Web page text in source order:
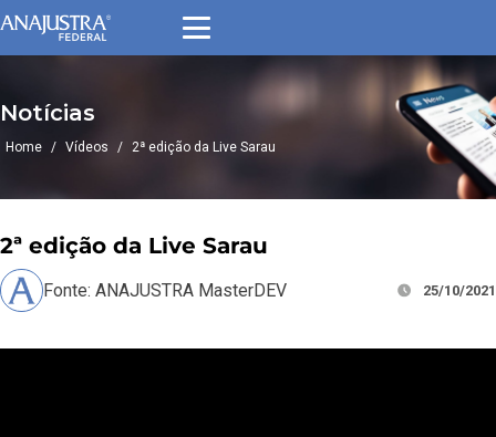
Notícias
Home / Vídeos / 2ª edição da Live Sarau
2ª edição da Live Sarau
Fonte: ANAJUSTRA MasterDEV 25/10/2021